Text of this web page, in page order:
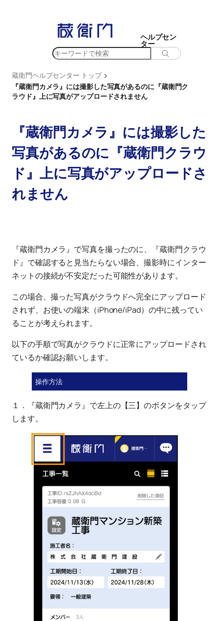
ッ
プ
ヘルプセン
ター
検
蔵衛門ヘルプセンター トップ >
『蔵衛門カメラ』には撮影した写真があるのに『蔵衛門ク
ラウド』上に写真がアップロードされません
『蔵衛門カメラ』には撮影した
写真があるのに『蔵衛門クラウ
ド』上に写真がアップロードさ
れません
『蔵衛門カメラ』で写真を撮ったのに、『蔵衛門クラウ
ド』で確認すると見当たらない場合、撮影時にインター
ネットの接続が不安定だった可能性があります。
この場合、撮った写真がクラウドへ完全にアップロード
されず、お使いの端末（iPhone/iPad）の中に残ってい
ることが考えられます。
以下の手順で写真がクラウドに正常にアップロードされ
ているか確認お願いします。
操作方法
１．『蔵衛門カメラ』で左上の【三】のボタンをタップ
します。